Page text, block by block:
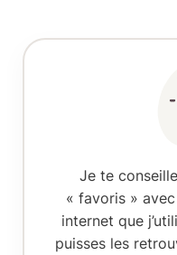
Je te
« favoris »
internet que
puisses les